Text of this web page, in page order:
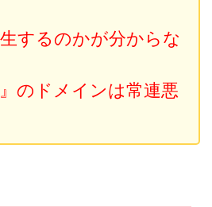
するのかが分からな
のドメインは常連悪